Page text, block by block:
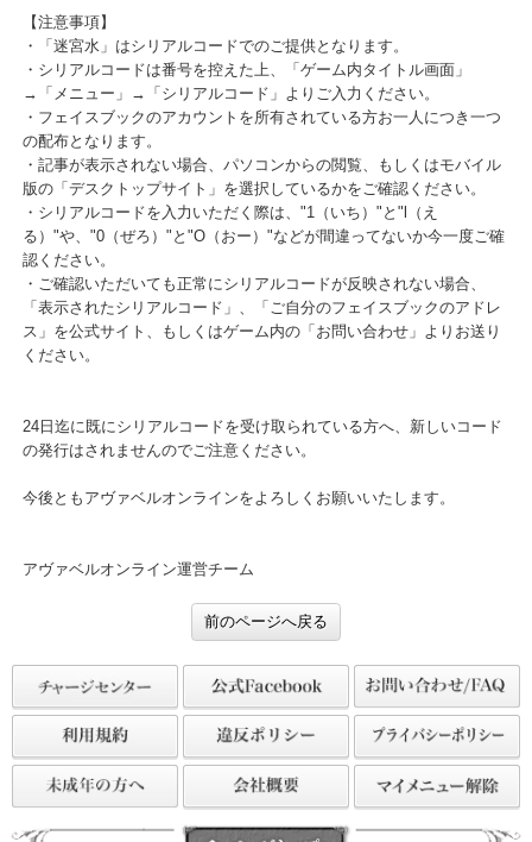
※「いいね！」を押すと、同キャンペーン記事内にシリアルコード
表示されます。
【注意事項】
・「迷宮水」はシリアルコードでのご提供となります。
・シリアルコードは番号を控えた上、「ゲーム内タイトル画面」
→「メニュー」→「シリアルコード」よりご入力ください。
・フェイスブックのアカウントを所有されている方お一人につき一
の配布となります。
・記事が表示されない場合、パソコンからの閲覧、もしくはモバイ
版の「デスクトップサイト」を選択しているかをご確認ください。
・シリアルコードを入力いただく際は、"1（いち）"と"l（え
る）"や、"0（ぜろ）"と"O（おー）"などが間違ってないか今一度ご
「表示されたシリアルコード」、「ご自分のフェイスブックのアド
ス」を公式サイト、もしくはゲーム内の「お問い合わせ」よりお送
の発行はされませんのでご注意ください。
今後ともアヴァベルオンラインをよろしくお願いいたします。
アヴァベルオンライン運営チーム
前のページへ戻る